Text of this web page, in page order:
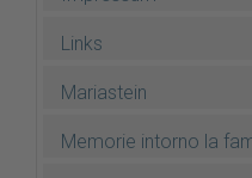
Links
Mariastein
Memorie intorno la